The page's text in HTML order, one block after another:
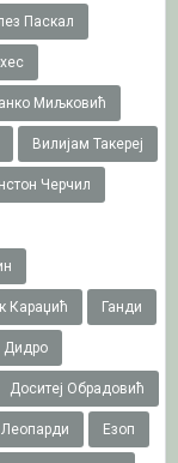
Паскал
Миљковић
Вилијам Такереj
Черчил
Караџић Ганди
Дидро
Доситеј Обрадовић
Езоп